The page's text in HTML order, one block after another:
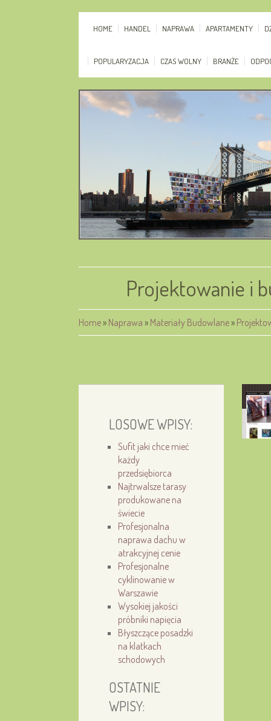
HOME HANDEL NAPRAWA APARTAMENTY
POPULARYZACJA CZAS WOLNY BRANŻE
Projektowanie i
Home» Naprawa » Materiały Budowlane»
LOSOWE WPISY:
Sufit jaki chce mieć
każdy
przedsiębiorca
Najtrwalsze tarasy
produkowane na
świecie
Profesjonalna
naprawa dachu w
atrakcyjnej cenie
Profesjonalne
cyklinowanie w
Warszawie
Wysokiej jakości
próbniki napięcia
Błyszczące posadzki
na klatkach
schodowych
OSTATNIE
WPISY: